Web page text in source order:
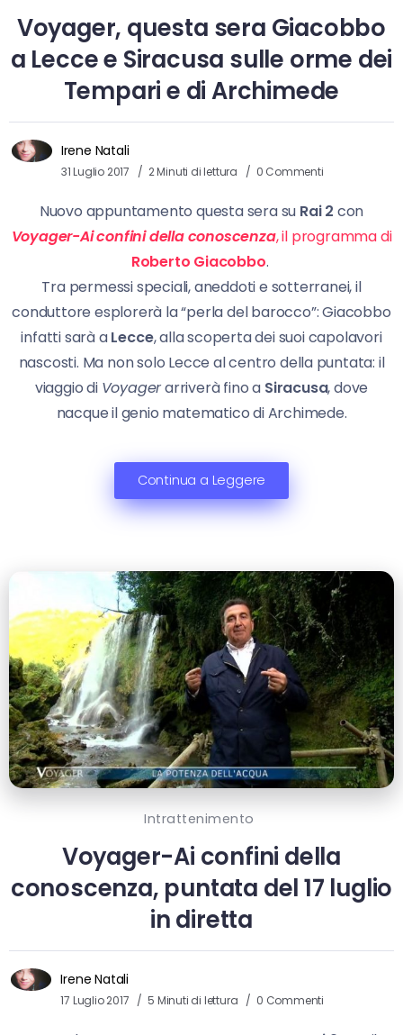
Voyager, questa sera Giacobbo
a Lecce e Siracusa sulle orme dei
Tempari e di Archimede
Irene Natali
31 Luglio 2017 2 Minuti di lettura 0 Commenti
Nuovo appuntamento questa sera su Rai 2 con
Voyager-Ai confini della conoscenza, il programma di
Roberto Giacobbo.
Tra permessi speciali, aneddoti e sotterranei, il
conduttore esplorerà la “perla del barocco”: Giacobbo
infatti sarà aLecce, alla scoperta dei suoi capolavori
nascosti. Ma non solo Lecce al centro della puntata: il
viaggio di Voyagerarriverà fino a Siracusa, dove
nacque il genio matematico di Archimede.
Continua a Leggere
Intrattenimento
Voyager-Ai confini della
conoscenza, puntata del 17 luglio
in diretta
Irene Natali
17 Luglio 2017 5 Minuti di lettura 0 Commenti